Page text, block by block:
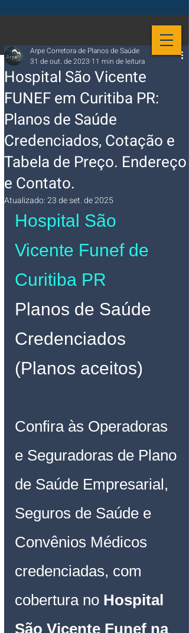
Hospital São Vicente
FUNEF em Curitiba PR:
Planos de Saúde
Credenciados, Cotação e
Tabela de Preço. Endereço
e Contato.
Arpe Corretora de Planos de Saúde
31 de out. de 2023 11 min de leitura
Atualizado:23 de set. de 2025
Hospital São
Vicente Funef de
Curitiba PR
Planos de Saúde
Credenciados
(Planos aceitos)
Confira às Operadoras
e Seguradoras de Plano
de Saúde Empresarial,
Seguros de Saúde e
Convênios Médicos
credenciadas, com
cobertura no Hospital
São Vicente Funef na